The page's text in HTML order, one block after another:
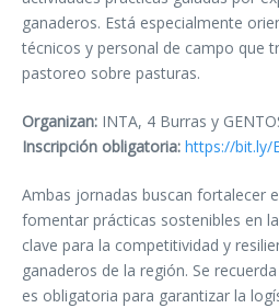
ganaderos. Está especialmente
técnicos y personal de campo que
pastoreo sobre pasturas.
Organizan: INTA, 4 Burras y
Inscripción obligatoria: https://bit.ly/
Ambas jornadas buscan fortalecer
fomentar prácticas sostenibles en
clave para la competitividad y
ganaderos de la región. Se
es obligatoria para garantizar la